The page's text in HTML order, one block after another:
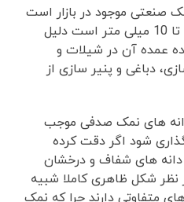
صنعتی موجود در بازار است
که دارای اندازه ای در حدود 5 تا 10 میلی متر است دلیل
عمده آن در شیلات و
دباغی و پنیر سازی از
های نمک صدفی موجب
شود اگر دقت کرده
دانه های شفاف و درخشان
شکل ظاهری کاملا شبیه
متفاوتی دارند چرا که نمک